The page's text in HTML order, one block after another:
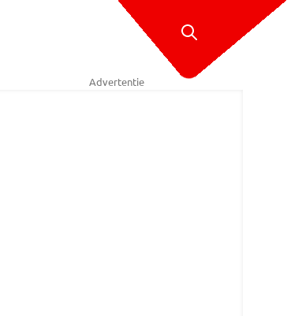
Advertentie